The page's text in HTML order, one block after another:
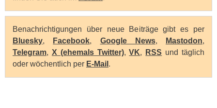
Benachrichtigungen über neue Beiträge gibt es per
Bluesky, Facebook, Google News, Mastodon,
Telegram, X (ehemals Twitter),VK, RSS und täglich
oder wöchentlich per E-Mail .